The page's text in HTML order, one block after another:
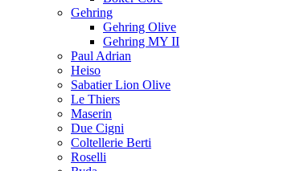
Gehring
Gehring Olive
Gehring MY II
Paul Adrian
Heiso
Sabatier Lion Olive
Le Thiers
Maserin
Due Cigni
Coltellerie Berti
Roselli